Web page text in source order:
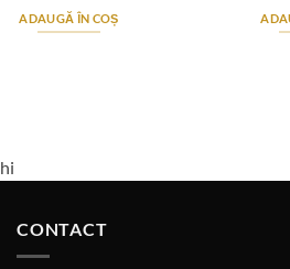
ADAUGĂ ÎN COȘ
hi
CONTACT